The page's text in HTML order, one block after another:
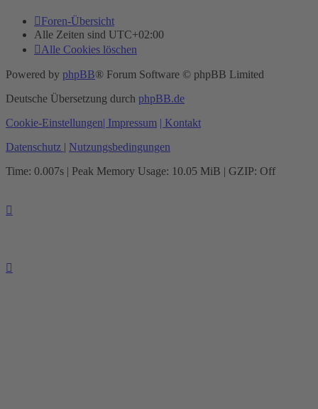
Foren-Übersicht
Alle Zeiten sind UTC+02:00
Alle Cookies löschen
Powered by phpBB® Forum Software © phpBB Limited
Deutsche Übersetzung durch phpBB.de
Cookie-Einstellungen| Impressum | Kontakt
Datenschutz | Nutzungsbedingungen
Time: 0.007s | Peak Memory Usage: 10.05 MiB | GZIP: Off